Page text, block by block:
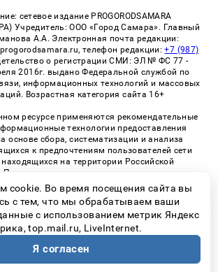
сетевое издание PROGORODSAMARA
Учредитель: ООО «Город Самара». Главный
А.А. Электронная почта редакции:
телефон редакции:+7 (987)
о регистрации СМИ: ЭЛ № ФС 77 -
2016г. выдано Федеральной службой по
информационных технологий и массовых
Возрастная категория сайта 16+
ресурсе применяются рекомендательные
технологии предоставления
основе сбора, систематизации и анализа
к предпочтениям пользователей сети
находящихся на территории Российской
Правила применения рекомендательных
рекламно-обменной сети
«СМИ2» (PDF)
| Все права защищены
категория сайта 16+
конфиденциальности
cookie. Во время посещения сайта вы
с тем, что мы обрабатываем ваши
с использованием метрик Яндекс
top.mail.ru, LiveInternet.
Я согласен